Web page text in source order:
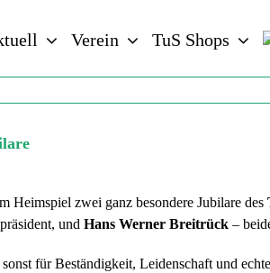
Verein TuS Shops
Heimspiel zwei ganz besondere Jubilare des
und Hans Werner Breitrück–
für Beständigkeit, Leidenschaft und